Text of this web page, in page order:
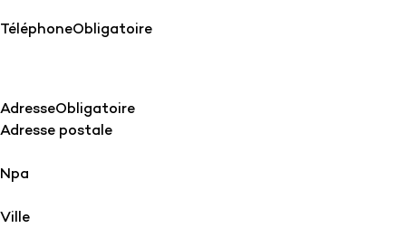
TéléphoneObligatoire
AdresseObligatoire
Adresse postale
Npa
Ville